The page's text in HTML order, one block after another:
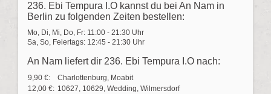
236. Ebi Tempura I.O kannst du bei An Nam in
Berlin zu folgenden Zeiten bestellen:
Mo, Di, Mi, Do, Fr: 11:00 - 21:30 Uhr
Sa, So, Feiertags: 12:45 - 21:30 Uhr
An Nam liefert dir 236. Ebi Tempura I.O nach:
9,90 €:
Charlottenburg, Moabit
12,00 €: 10627, 10629, Wedding, Wilmersdorf